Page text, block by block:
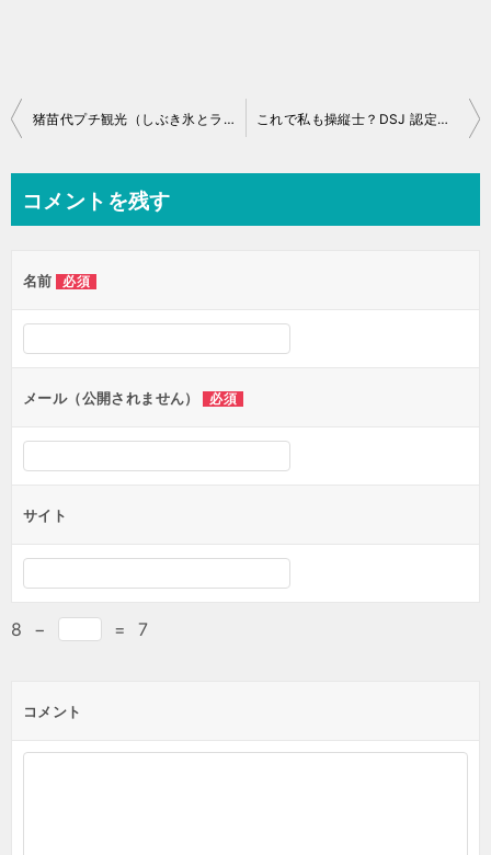
投
ビ
ー
シ
ョ
ン
猪苗代プチ観光（しぶき氷とラーメン館） これで私も操縦士？DSJ 認定証受領
コメントを残す
名前 必須
メール（公開されません） 必須
サイト
8 − = 7
コメント